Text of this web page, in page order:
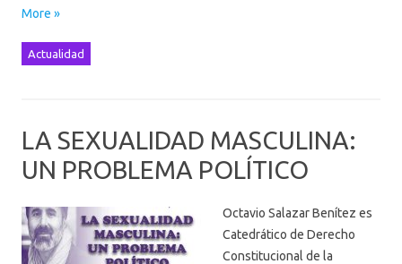
More »
Actualidad
LA SEXUALIDAD MASCULINA:
UN PROBLEMA POLÍTICO
Octavio Salazar Benítez es
Catedrático de Derecho
Constitucional de la